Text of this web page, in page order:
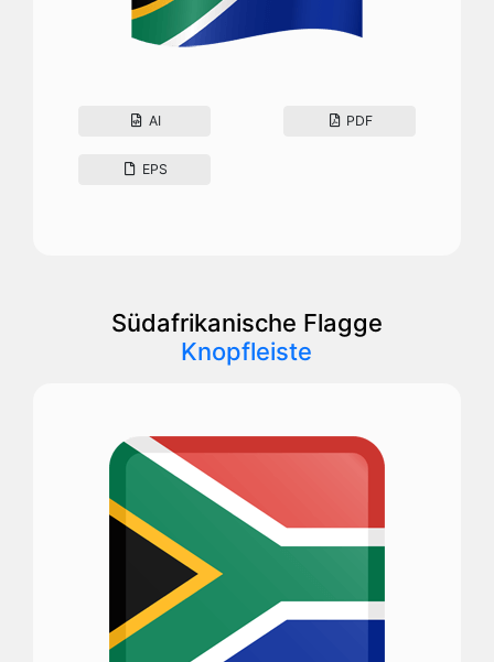
AI PDF
EPS
Südafrikanische Flagge
Knopfleiste